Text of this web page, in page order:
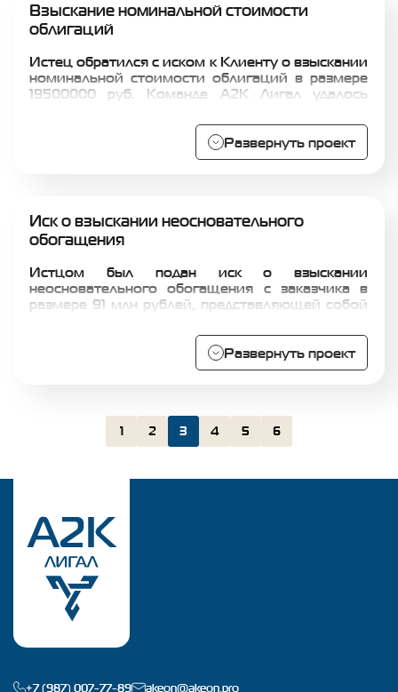
Взыскание номинальной стоимости
облигаций
Истец обратился с иском к Клиенту о взыскании
номинальной стоимости облигаций в размере
19500000 руб. Команде А2К Лигал удалось
мировое соглашение, по которому Клиент
выплачивает Истцу 1400000 руб., сумму почти в
14 раз меньше первоначально заявленных
Развернуть проект
Иск о взыскании неосновательного
обогащения
Истцом был подан иск о взыскании
неосновательного обогащения с заказчика в
размере 91 млн рублей, представляющей собой
имуществом, принадлежащим истцу. Иск был
удовлетворен лишь частично на сумму 200 000
рублей, команде А2К Лигал удалось добиться
между сторонами договора аренды. При этом,
размер рыночной платы за пользование
имуществом был больше размера ранее
Развернуть проект
1 2 3 4 5 6
+7 (987) 007-77-89 akeon@akeon.pro